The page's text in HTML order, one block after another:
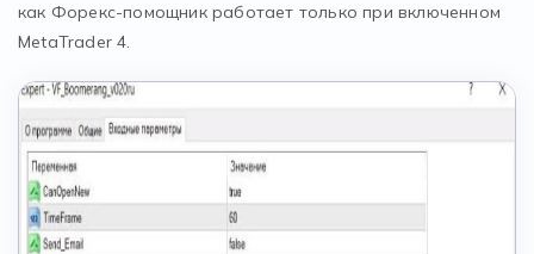
как Форекс-помощник работает только при включенном
MetaTrader 4.